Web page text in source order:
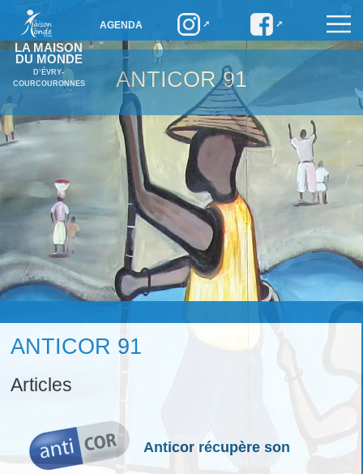
LA MAISON
DU MONDE
D’ÉVRY-
COURCOURONNES
AGENDA
ANTICOR 91
ANTICOR 91
Articles
Anticor récupère son